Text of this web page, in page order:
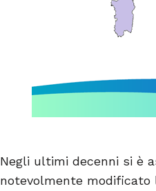
Negli ultimi decenni si è
notevolmente modificato